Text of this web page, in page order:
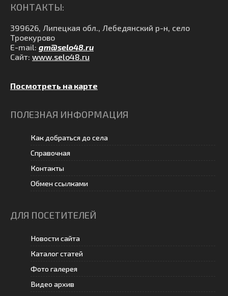
КОНТАКТЫ:
399626, Липецкая обл., Лебедянский р-н, село
Троекурово
E-mail: gm@selo48.ru
Сайт: www.selo48.ru
Посмотреть на карте
ПОЛЕЗНАЯ ИНФОРМАЦИЯ
Как добраться до села
Справочная
Контакты
Обмен ссылками
ДЛЯ ПОСЕТИТЕЛЕЙ
Новости сайта
Каталог статей
Фото галерея
Видео архив